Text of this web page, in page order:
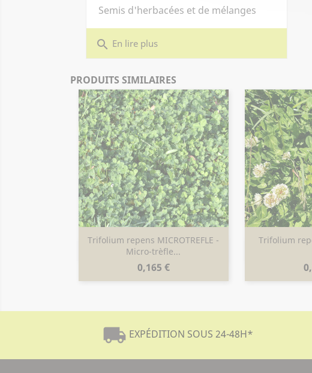
Semis d'herbacées et de mélanges
search En lire plus
PRODUITS SIMILAIRES
Trifolium repens MICROTREFLE -
Micro-trèfle...
Prix
0,165 €
Aperçu rapide
Trifolium
local_shipping EXPÉDITION SOUS 24-48H*